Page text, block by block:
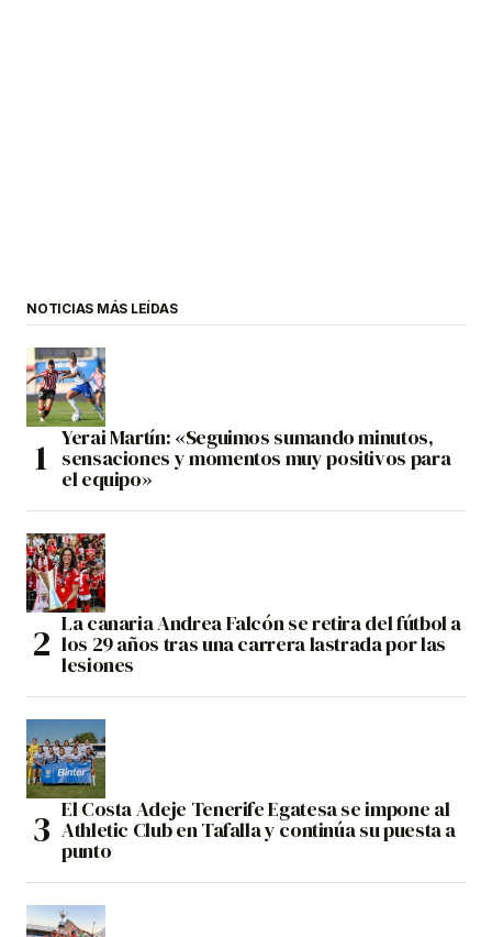
NOTICIAS MÁS LEÍDAS
Yerai Martín: «Seguimos sumando minutos,
sensaciones y momentos muy positivos para
el equipo»
La canaria Andrea Falcón se retira del fútbol a
los 29 años tras una carrera lastrada por las
lesiones
El Costa Adeje Tenerife Egatesa se impone al
Athletic Club en Tafalla y continúa su puesta a
punto